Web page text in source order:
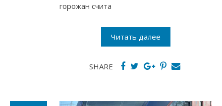
горожан счита
Читать далее
SHARE